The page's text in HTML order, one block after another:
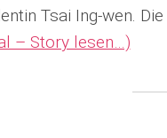
Tsai Ing-wen.
– Story lesen…)